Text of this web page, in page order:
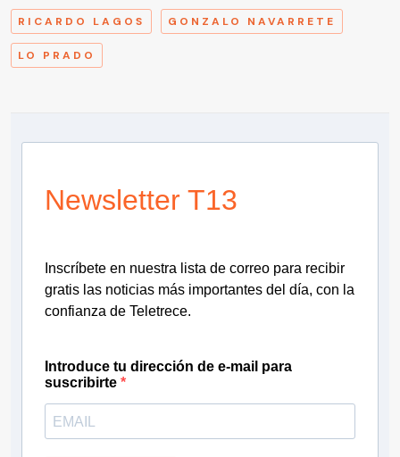
RICARDO LAGOS GONZALO NAVARRETE
LO PRADO
Newsletter T13
Inscríbete en nuestra lista de correo para recibir
gratis las noticias más importantes del día, con la
confianza de Teletrece.
Introduce tu dirección de e-mail para
suscribirte